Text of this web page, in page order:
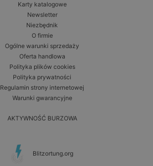
Karty katalogowe
Newsletter
Niezbędnik
O firmie
Ogólne warunki sprzedaży
Oferta handlowa
Polityka plików cookies
Polityka prywatności
Regulamin strony internetowej
Warunki gwarancyjne
AKTYWNOŚĆ BURZOWA
Blitzortung.org